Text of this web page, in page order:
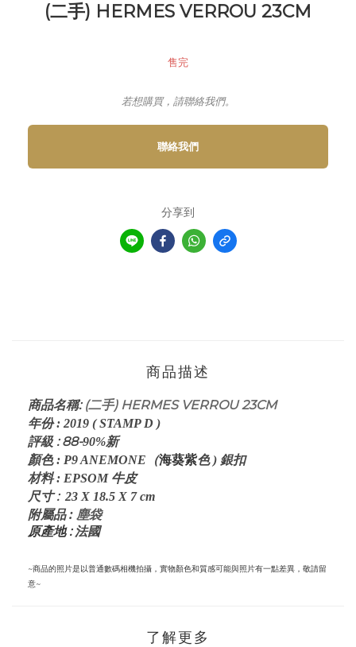
(二手) HERMES VERROU 23CM
售完
若想購買，請聯絡我們。
聯絡我們
分享到
商品描述
商品名稱: (二手) HERMES VERROU 23CM
年份: 2019 ( STAMP D )
評級 : 88-90%新
顏色: P9 ANEMONE （海葵紫色 ) 銀扣
材料: EPSOM 牛皮
尺寸: 23 X 18.5 X 7cm
附屬品: 塵袋
原產地 : 法國
~商品的照片是以普通數碼相機拍攝，實物顏色和質感可能與照片有一點差異，敬請留
意~
了解更多